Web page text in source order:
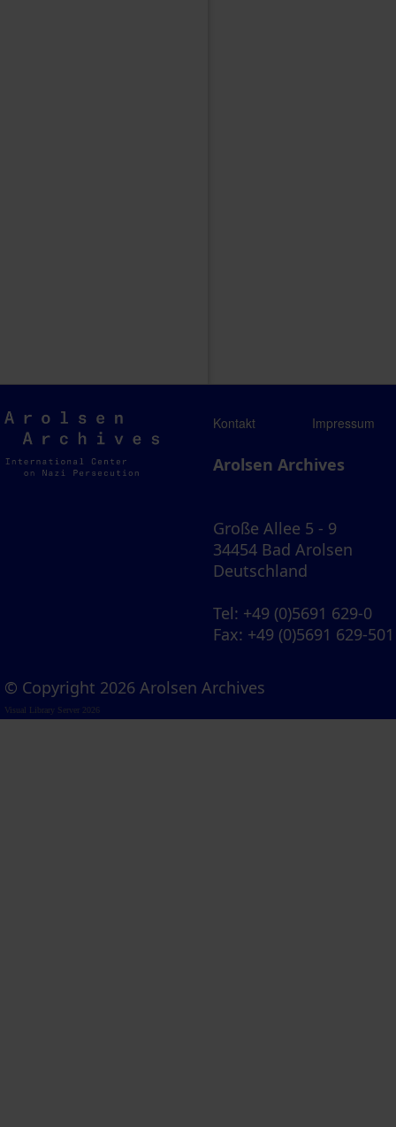
Arolsen
Archives
Kontakt Impressum
Arolsen Archives
Große Allee 5 - 9
34454 Bad Arolsen
Deutschland
Tel: +49 (0)5691 629-0
Fax: +49 (0)5691 629-501
© Copyright 2026 Arolsen Archives
Visual Library Server 2026